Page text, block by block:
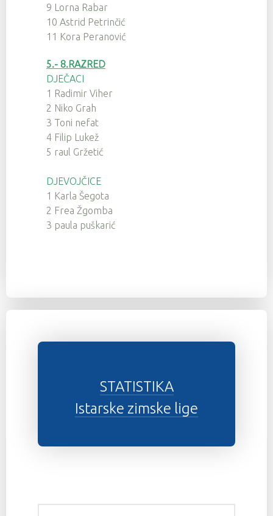
9 Lorna Rabar
10 Astrid Petrinčić
11 Kora Peranović
5.- 8.RAZRED
DJEČACI
1 Radimir Viher
2 Niko Grah
3 Toni nefat
4 Filip Lukež
5 raul Gržetić
DJEVOJČICE
1 Karla Šegota
2 Frea Žgomba
3 paula puškarić
STATISTIKA
Istarske zimske lige